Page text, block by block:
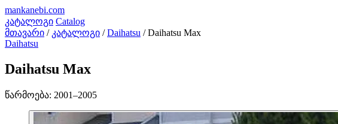
mankanebi.com
კატალოგი Catalog
მთავარი / კატალოგი / Daihatsu / Daihatsu Max
Daihatsu
Daihatsu Max
წარმოება: 2001–2005